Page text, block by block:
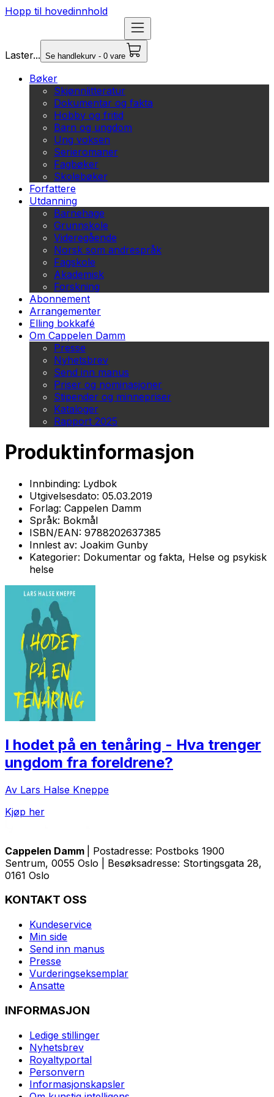
Hopp til hovedinnhold
Laster... Se handlekurv - 0 vare
Bøker
Skjønnlitteratur
Dokumentar og fakta
Hobby og fritid
Barn og ungdom
Ung voksen
Serieromaner
Fagbøker
Skolebøker
Forfattere
Utdanning
Barnehage
Grunnskole
Videregående
Norsk som andrespråk
Fagskole
Akademisk
Forskning
Abonnement
Arrangementer
Elling bokkafé
Om Cappelen Damm
Presse
Nyhetsbrev
Send inn manus
Priser og nominasjoner
Stipender og minnepriser
Kataloger
Rapport 2025
Produktinformasjon
Innbinding: Lydbok
Utgivelsesdato: 05.03.2019
Forlag: Cappelen Damm
Språk: Bokmål
ISBN/EAN: 9788202637385
Innlest av: Joakim Gunby
Kategorier: Dokumentar og fakta, Helse og psykisk
helse
I hodet på en tenåring - Hva trenger
ungdom fra foreldrene?
Av Lars Halse Kneppe
Kjøp her
Cappelen Damm
| Postadresse: Postboks 1900
Sentrum, 0055 Oslo | Besøksadresse: Stortingsgata 28,
0161 Oslo
KONTAKT OSS
Kundeservice
Min side
Send inn manus
Presse
Vurderingseksemplar
Ansatte
INFORMASJON
Ledige stillinger
Nyhetsbrev
Royaltyportal
Personvern
Informasjonskapsler